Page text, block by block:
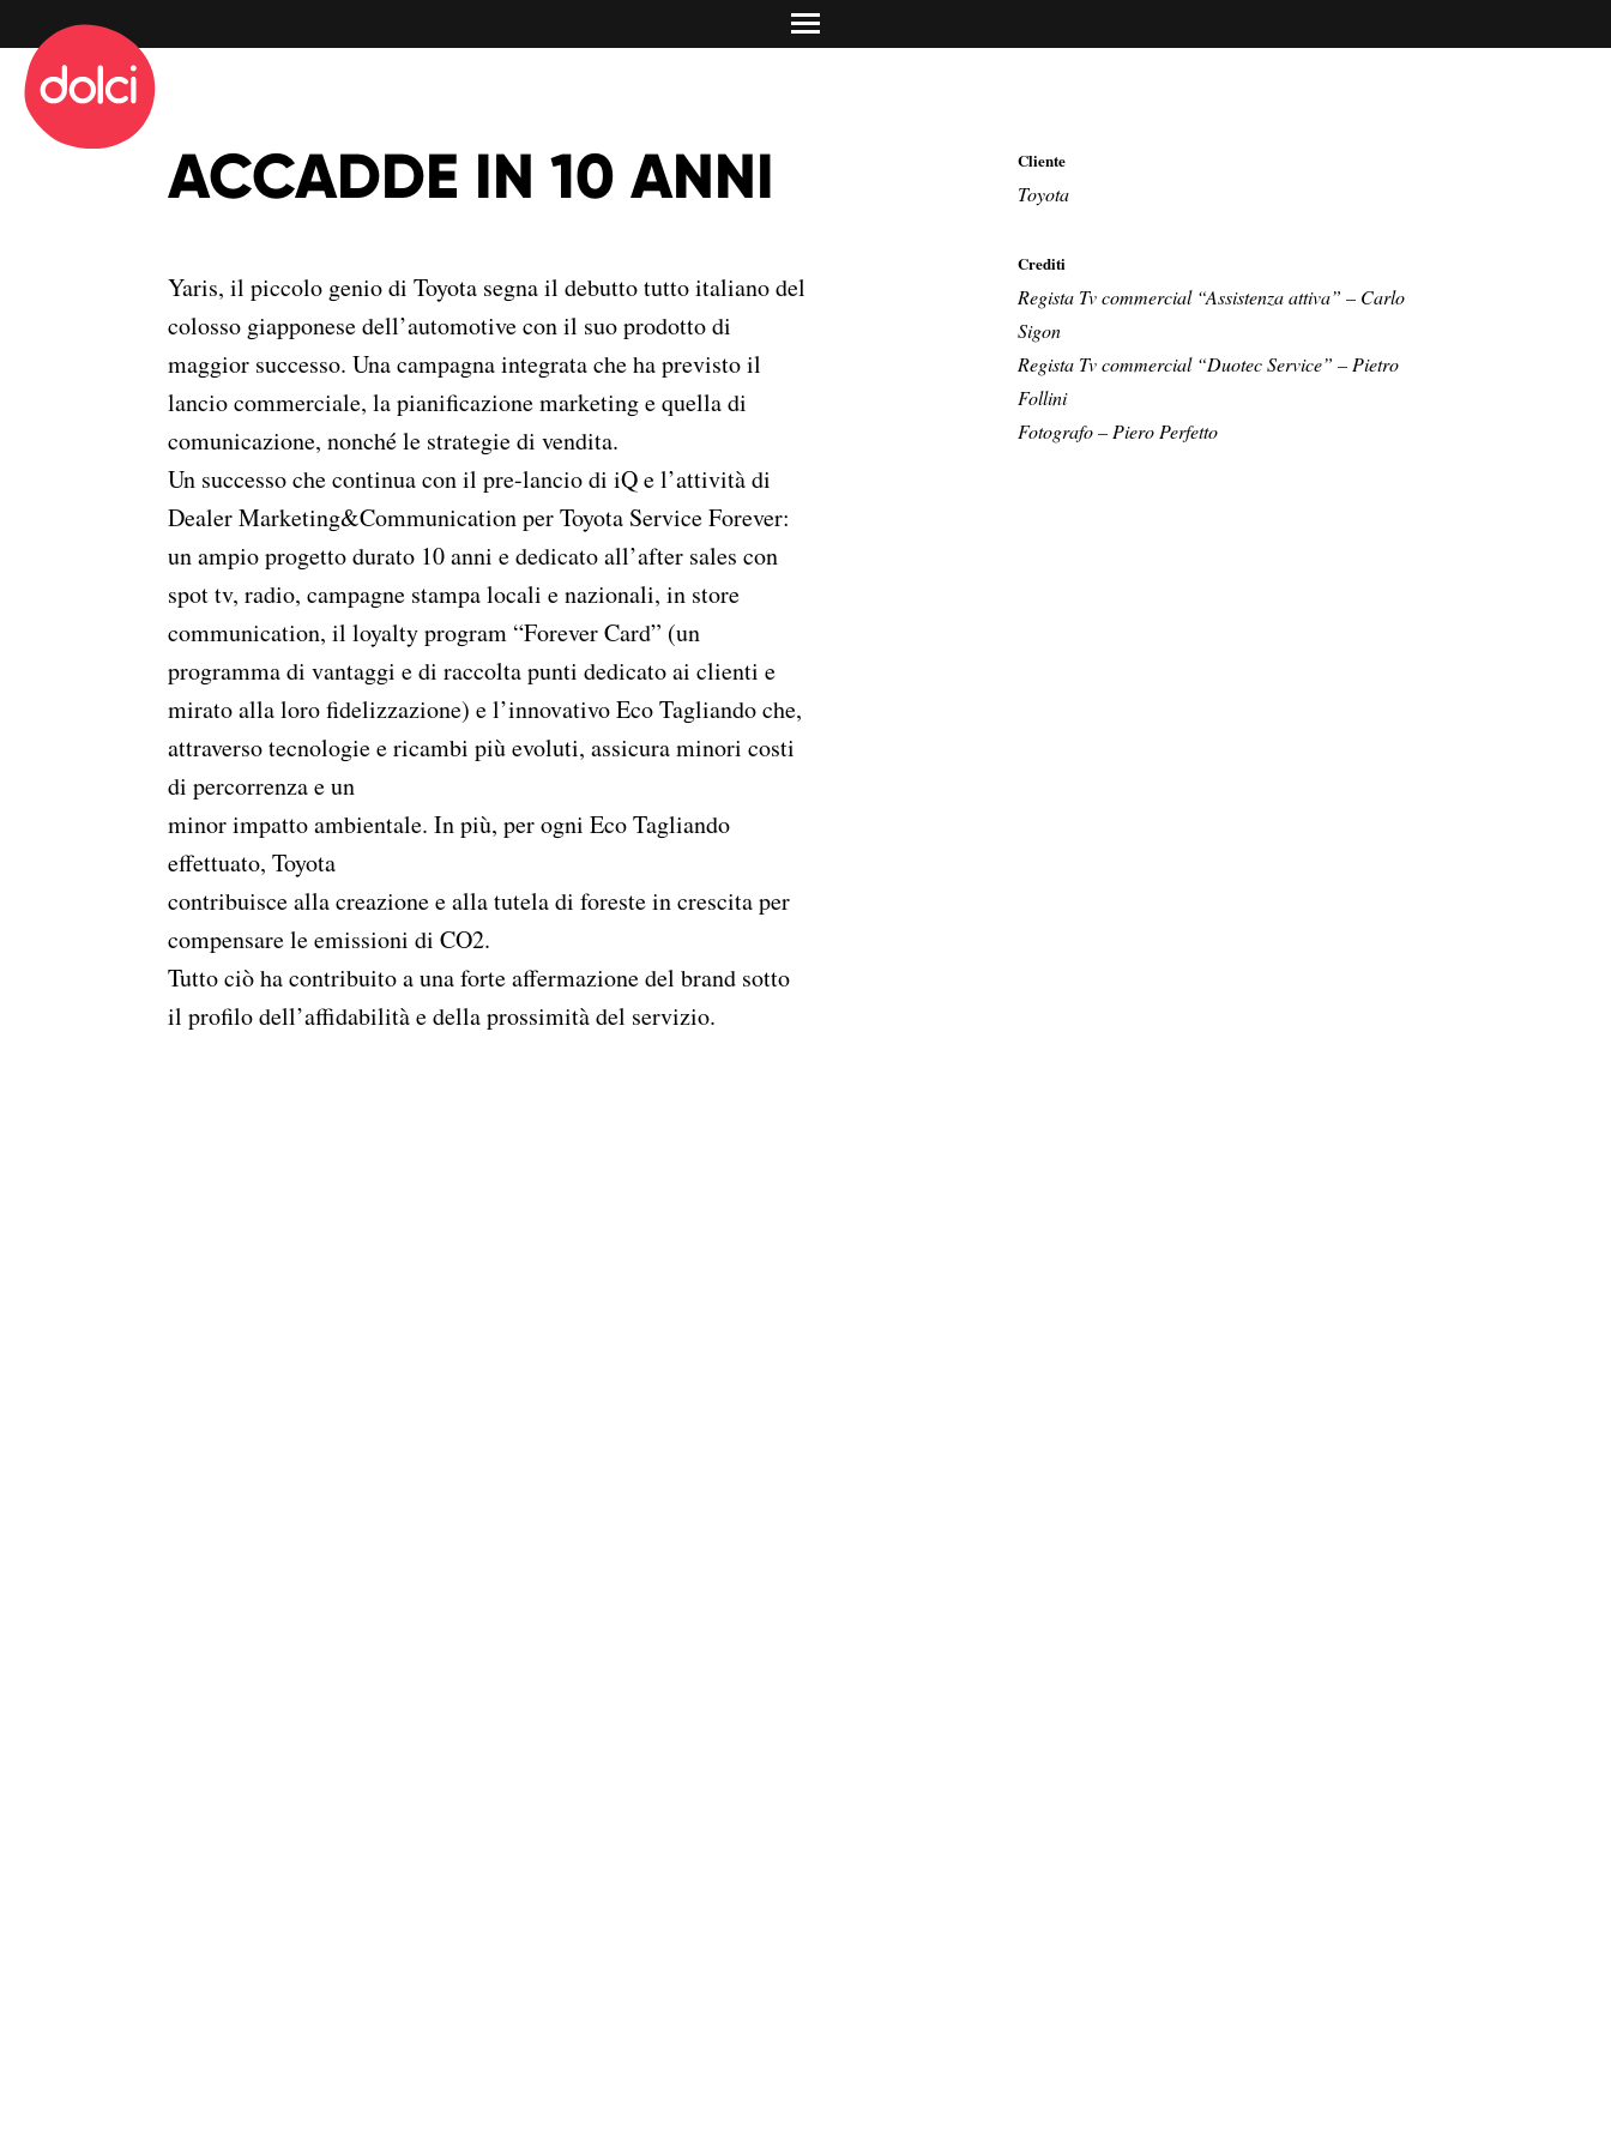
10144 Torino
Retail & product design
Torino/Milano
ACCADDE IN 10 ANNI
Yaris, il piccolo genio di Toyota segna il debutto tutto italiano del
colosso giapponese dell’automotive con il suo prodotto di
maggior successo. Una campagna integrata che ha previsto il
lancio commerciale, la pianificazione marketing e quella di
comunicazione, nonché le strategie di vendita.
Un successo che continua con il pre-lancio di iQ e l’attività di
Dealer Marketing&Communication per Toyota Service Forever:
un ampio progetto durato 10 anni e dedicato all’after sales con
spot tv, radio, campagne stampa locali e nazionali, in store
communication, il loyalty program “Forever Card” (un
programma di vantaggi e di raccolta punti dedicato ai clienti e
mirato alla loro fidelizzazione) e l’innovativo Eco Tagliando che,
attraverso tecnologie e ricambi più evoluti, assicura minori costi
di percorrenza e un
minor impatto ambientale. In più, per ogni Eco Tagliando
effettuato, Toyota
contribuisce alla creazione e alla tutela di foreste in crescita per
compensare le emissioni di CO2.
Tutto ciò ha contribuito a una forte affermazione del brand sotto
il profilo dell’affidabilità e della prossimità del servizio.
Cliente
Toyota
Crediti
Regista Tv commercial “Assistenza attiva” – Carlo
Sigon
Regista Tv commercial “Duotec Service” – Pietro
Follini
Fotografo – Piero Perfetto